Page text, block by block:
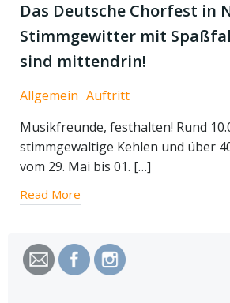
Das Deutsche Chorfest in
Stimmgewitter mit
sind mittendrin!
Allgemein Auftritt
Musikfreunde, festhalten! Rund
stimmgewaltige Kehlen und über
vom 29. Mai bis 01. […]
Read More